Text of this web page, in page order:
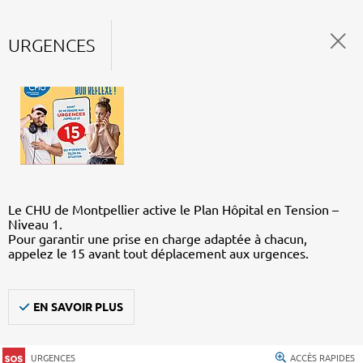
URGENCES
Le CHU de Montpellier active le Plan Hôpital en Tension –
Niveau 1.
Pour garantir une prise en charge adaptée à chacun,
appelez le 15 avant tout déplacement aux urgences.
EN SAVOIR PLUS
URGENCES ACCÈS RAPIDES